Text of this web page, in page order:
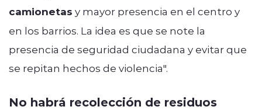
camionetas y mayor presencia en el centro y
en los barrios. La idea es que se note la
presencia de seguridad ciudadana y evitar que
se repitan hechos de violencia".
No habrá recolección de residuos